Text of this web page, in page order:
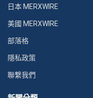
日本 MERXWIRE
美國 MERXWIRE
部落格
隱私政策
聯繫我們